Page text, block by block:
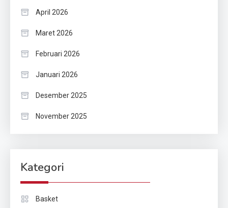
April 2026
Maret 2026
Februari 2026
Januari 2026
Desember 2025
November 2025
Kategori
Basket